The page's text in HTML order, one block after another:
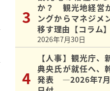
か？ 観光地経営
ングからマネジメ
移す理由【コラム】
2026年7月30日
【人事】観光庁、
典央氏が就任へ、
発表 ―2026年7月